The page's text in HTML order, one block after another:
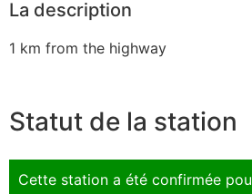
La description
1 km from the highway
Statut de la station
Cette station a été confirmée